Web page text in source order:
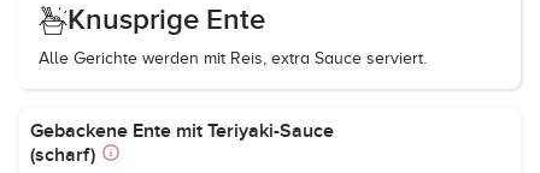
Knusprige Ente
Alle Gerichte werden mit Reis, extra Sauce serviert.
Gebackene Ente mit Teriyaki-Sauce
(scharf)